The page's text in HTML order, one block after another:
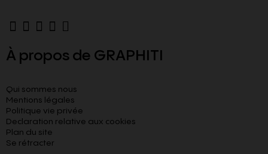
À propos de GRAPHITI
Qui sommes nous
Mentions légales
Politique vie privée
Declaration relative aux cookies​
Plan du site
Se rétracter